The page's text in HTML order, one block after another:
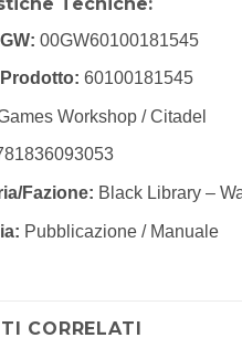
00GW60100181545
60100181545
Workshop / Citadel
Fazione: Black Library –
Pubblicazione / Manuale
CORRELATI